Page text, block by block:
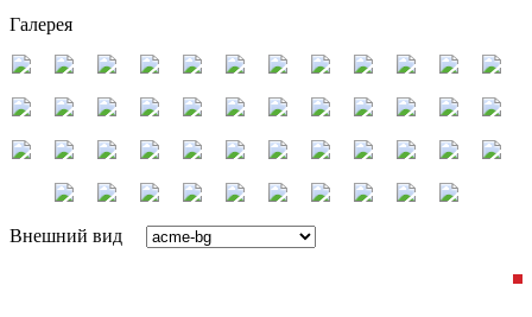
Галерея
Внешний вид